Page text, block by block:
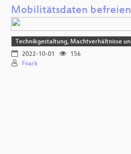
Mobilitätsdaten befreien
Technikgestaltung, Machtverhältnisse
2022-10-01
156
Fnark